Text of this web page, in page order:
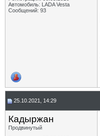
Автомобиль: LADA Vesta
Сообщений: 93
25.10.2021, 14:29
Кадыржан
Продвинутый